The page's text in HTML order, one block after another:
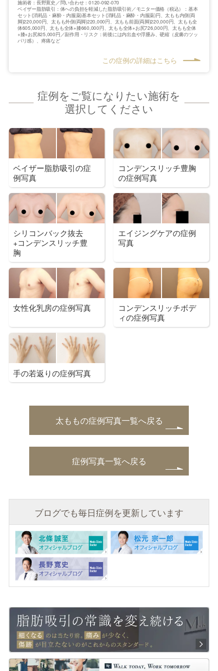
施術者：長野寛史／問い合わせ：0120-092-070
ベイザー脂肪吸引：体への負担を軽減した脂肪吸引術／モニター価格（税込）：基本
セット(消耗品・麻酔・内服薬)基本セット(消耗品・麻酔・内服薬)円、太もも内側(両
脚)220,000円、太もも外側(両脚)220,000円、太もも前面(両脚)220,000円、太もも全
体605,000円、太もも全体+膝660,000円、太もも全体+お尻726,000円、太もも全体
+膝+お尻825,000円／副作用・リスク：術後には内出血や浮腫み、硬縮（皮膚のツッ
パリ感）、疼痛など
この症例の詳細はこちら
症例をご覧になりたい施術を
選択してください
ベイザー脂肪吸引の症
例写真
コンデンスリッチ豊胸
の症例写真
シリコンバック抜去
+コンデンスリッチ豊
胸
エイジングケアの症例
写真
女性化乳房の症例写真
コンデンスリッチボデ
ィの症例写真
手の若返りの症例写真
太ももの症例写真一覧へ戻る
症例写真一覧へ戻る
ブログでも毎日症例を更新しています